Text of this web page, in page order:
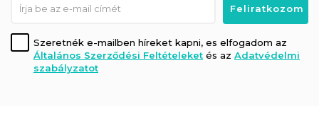
Szeretnék e-mailben híreket kapni, es elfogadom az
Általános Szerződési Feltételeket és az Adatvédelmi
szabályzatot